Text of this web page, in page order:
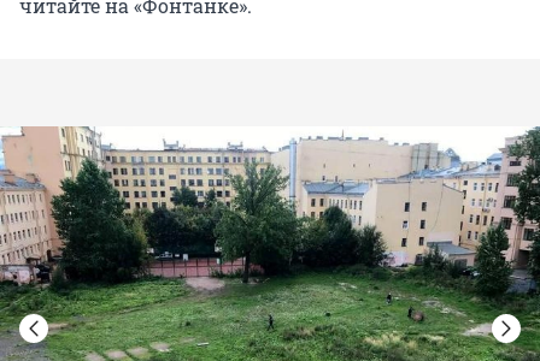
читайте на «Фонтанке».